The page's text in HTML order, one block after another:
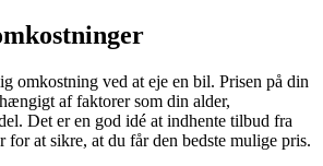
omkostning ved at eje en bil. Prisen på din
af faktorer som din alder,
Det er en god idé at indhente tilbud fra
for at sikre, at du får den bedste mulige pris.